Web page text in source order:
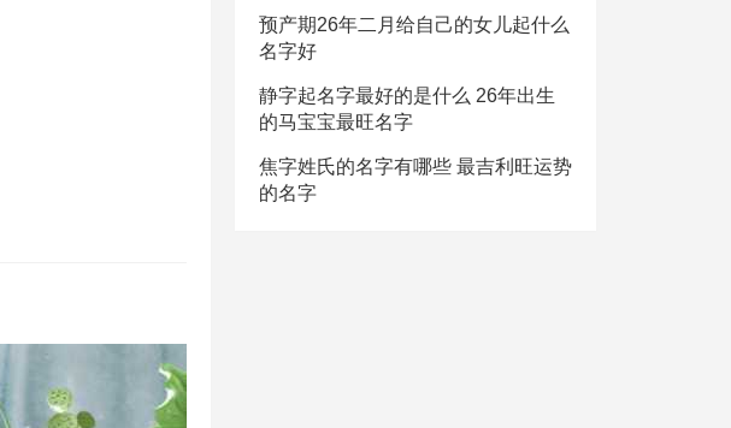
预产期26年二月给自己的女儿起什么
名字好
静字起名字最好的是什么 26年出生
的马宝宝最旺名字
焦字姓氏的名字有哪些 最吉利旺运势
的名字